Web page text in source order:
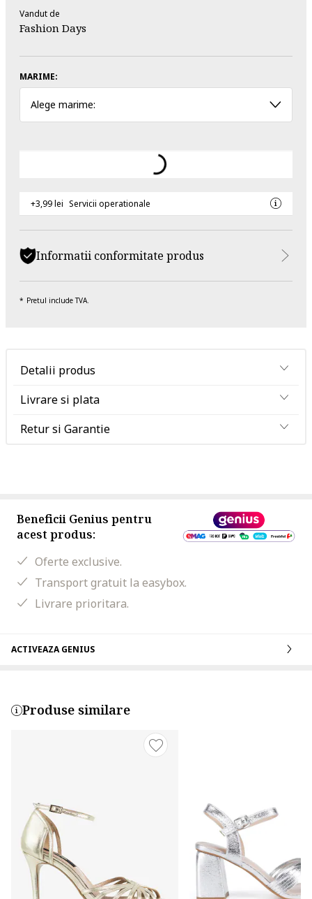
Vandut de
Fashion Days
MARIME:
Alege marime:
+3,99 lei Servicii operationale
Informatii conformitate produs
Pretul include TVA.
Detalii produs
Livrare si plata
Retur si Garantie
Beneficii Genius pentru
acest produs:
Oferte exclusive.
Transport gratuit la easybox.
Livrare prioritara.
ACTIVEAZA GENIUS
Produse similare